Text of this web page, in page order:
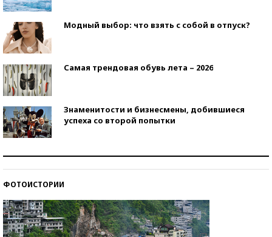
Модный выбор: что взять с собой в отпуск?
Самая трендовая обувь лета – 2026
Знаменитости и бизнесмены, добившиеся
успеха со второй попытки
ФОТОИСТОРИИ